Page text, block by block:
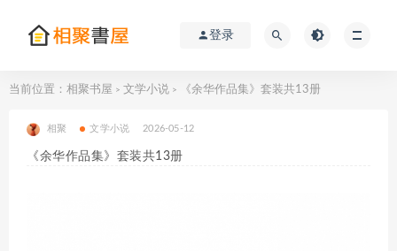
登录
当前位置： 相聚书屋 > 文学小说 > 《余华作品集》套装共13册
相聚 文学小说 2026-05-12
《余华作品集》套装共13册